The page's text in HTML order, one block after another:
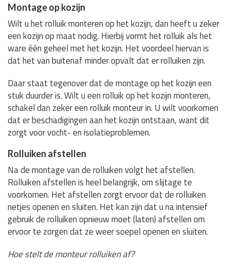
Montage op kozijn
Wilt u het rolluik monteren op het kozijn, dan heeft u zeker
een kozijn op maat nodig. Hierbij vormt het rolluik als het
ware één geheel met het kozijn. Het voordeel hiervan is
dat het van buitenaf minder opvalt dat er rolluiken zijn.
Daar staat tegenover dat de montage op het kozijn een
stuk duurder is. Wilt u een rolluik op het kozijn monteren,
schakel dan zeker een rolluik monteur in. U wilt voorkomen
dat er beschadigingen aan het kozijn ontstaan, want dit
zorgt voor vocht- en isolatieproblemen.
Rolluiken afstellen
Na de montage van de rolluiken volgt het afstellen.
Rolluiken afstellen is heel belangrijk, om slijtage te
voorkomen. Het afstellen zorgt ervoor dat de rolluiken
netjes openen en sluiten. Het kan zijn dat u na intensief
gebruik de rolluiken opnieuw moet (laten) afstellen om
ervoor te zorgen dat ze weer soepel openen en sluiten.
Hoe stelt de monteur rolluiken af?